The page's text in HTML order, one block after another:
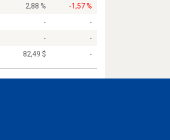
2,88 %
-1,57 %
-
-
-
-
82,49 $ -